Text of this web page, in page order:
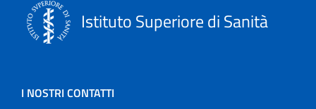
Istituto Superiore di Sanità
I NOSTRI CONTATTI